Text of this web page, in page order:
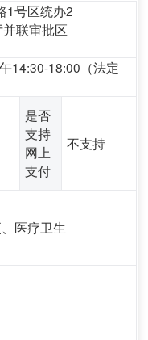
1号区统办2
联审批区
14:30-18:00（法定
是否
支持
网上
支付
不支持
医疗卫生